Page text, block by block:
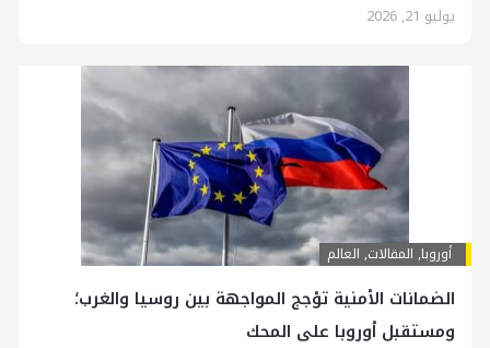
يوليو 21, 2026
أوروبا, المقالات, العالم
الضمانات الأمنية تؤجج المواجهة بين روسيا والغرب؛
ومستقبل أوروبا على المحك